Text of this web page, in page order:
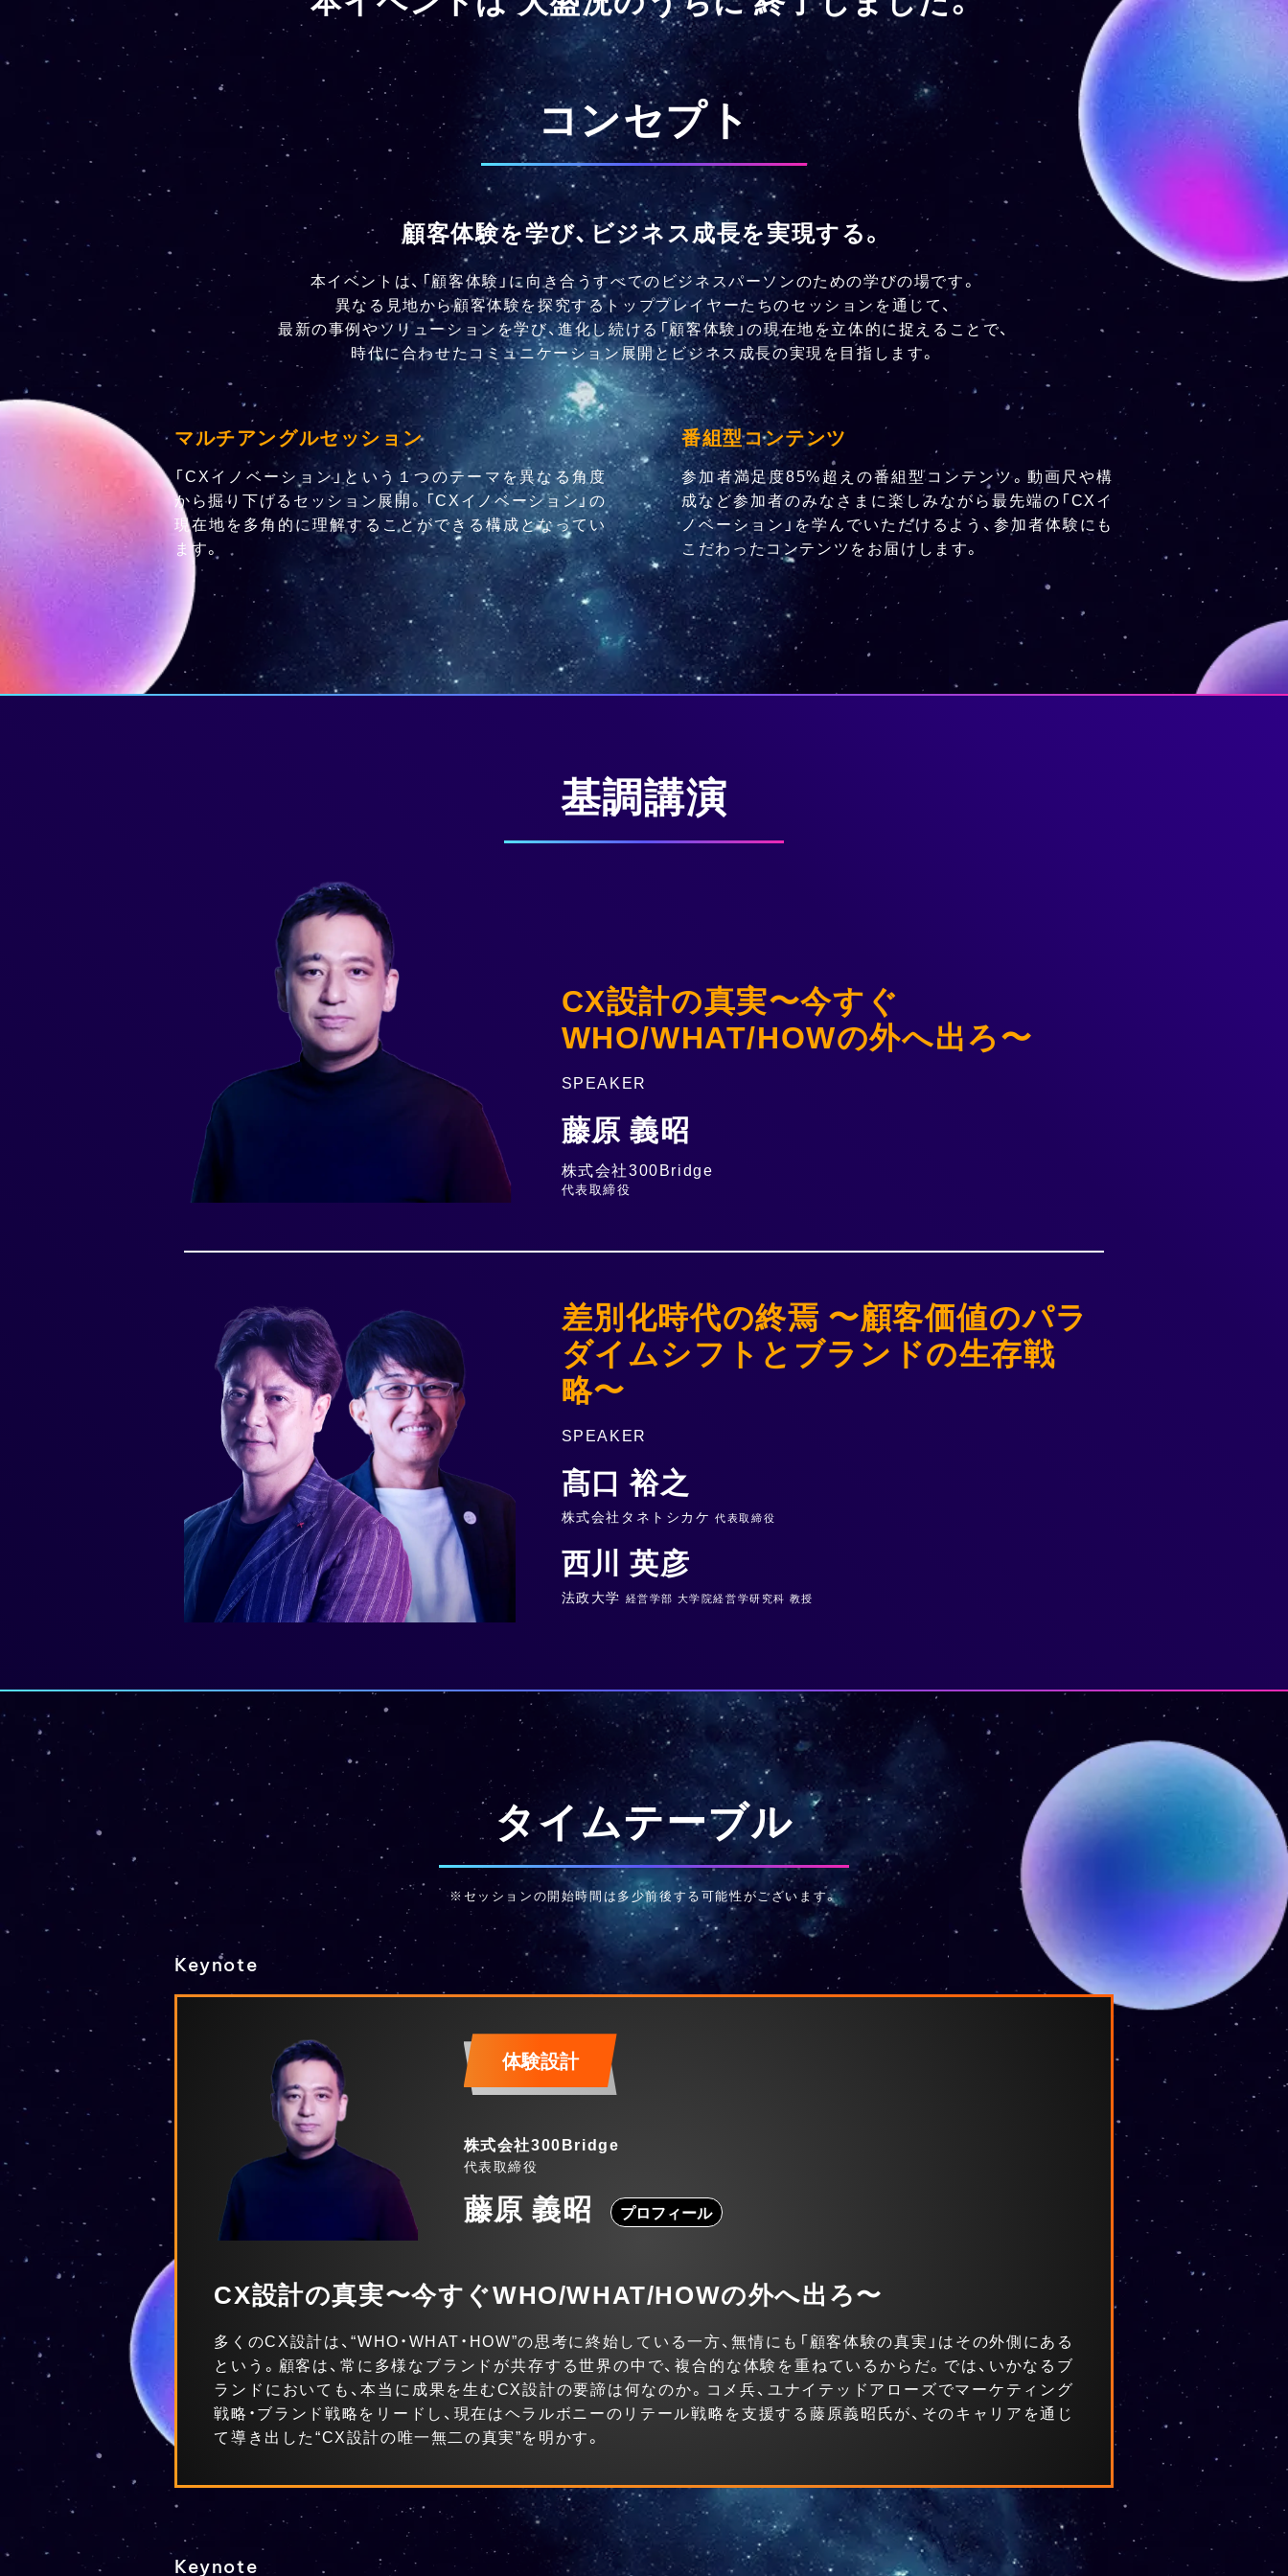
コンセプト
顧客体験を学び、ビジネス成長を実現する。
本イベントは、「顧客体験」に向き合うすべてのビジネスパーソンのための学びの場です。
異なる見地から顧客体験を探究するトッププレイヤーたちのセッションを通じて、
最新の事例やソリューションを学び、進化し続ける「顧客体験」の現在地を立体的に捉えることで、
時代に合わせたコミュニケーション展開とビジネス成長の実現を目指します。
マルチアングルセッション
「CXイノベーション」という１つのテーマを異なる角度
から掘り下げるセッション展開。「CXイノベーション」の
現在地を多角的に理解することができる構成となってい
ます。
番組型コンテンツ
参加者満足度85%超えの番組型コンテンツ。動画尺や構
成など参加者のみなさまに楽しみながら最先端の「CXイ
ノベーション」を学んでいただけるよう、参加者体験にも
こだわったコンテンツをお届けします。
基調講演
CX設計の真実〜今すぐ
WHO/WHAT/HOWの外へ出ろ〜
SPEAKER
藤原 義昭
株式会社300Bridge
代表取締役
差別化時代の終焉 〜顧客価値のパラ
ダイムシフトとブランドの生存戦
略〜
SPEAKER
髙口 裕之
株式会社タネトシカケ代表取締役
西川 英彦
法政大学 経営学部 大学院経営学研究科 教授
タイムテーブル
※セッションの開始時間は多少前後する可能性がございます。
Keynote
体験設計
株式会社300Bridge
代表取締役
藤原 義昭 プロフィール
CX設計の真実〜今すぐWHO/WHAT/HOWの外へ出ろ〜
多くのCX設計は、“WHO・WHAT・HOW”の思考に終始している一方、無情にも「顧客体験の真実」はその外側にある
という。顧客は、常に多様なブランドが共存する世界の中で、複合的な体験を重ねているからだ。では、いかなるブ
ランドにおいても、本当に成果を生むCX設計の要諦は何なのか。コメ兵、ユナイテッドアローズでマーケティング
戦略・ブランド戦略をリードし、現在はヘラルボニーのリテール戦略を支援する藤原義昭氏が、そのキャリアを通じ
て導き出した“CX設計の唯一無二の真実”を明かす。
Keynote